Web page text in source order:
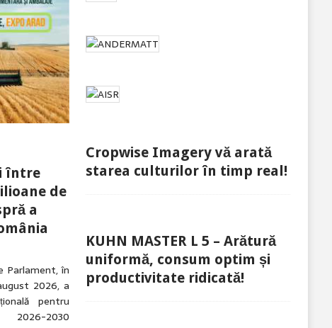
între
de
a
Parlament, în
2026, a
pentru
2026-2030
Cropwise Imagery vă arată
starea culturilor în timp real!
KUHN MASTER L 5 – Arătură
uniformă, consum optim și
productivitate ridicată!